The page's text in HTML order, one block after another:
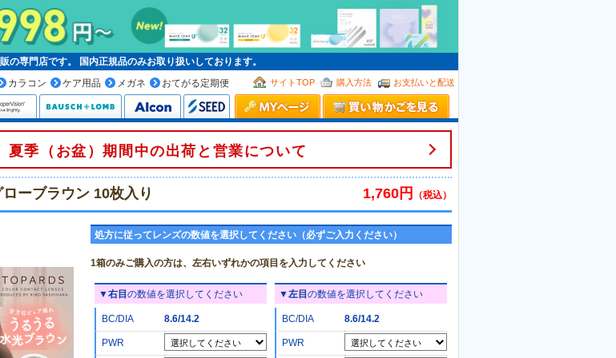
の専門店です。 国内正規品のみお取り扱いしております。
カラコン ケア用品 メガネ おてがる定期便 サイトTOP 購入方法 お支払いと配送
夏季（お盆）期間中の出荷と営業について
ーブラウン 10枚入り 1,760円 （税込）
処方に従ってレンズの数値を選択してください（必ずご入力ください）
1箱のみご購入の方は、左右いずれかの項目を入力してください
▼右目の数値を選択してください
BC/DIA 8.6/14.2
PWR
▼左目の数値を選択してください
BC/DIA 8.6/14.2
PWR